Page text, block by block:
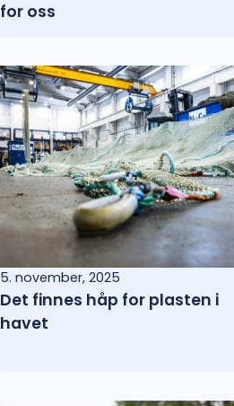
for oss
5. november, 2025
Det finnes håp for plasten i
havet